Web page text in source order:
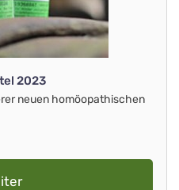
2023
neuen homöopathischen